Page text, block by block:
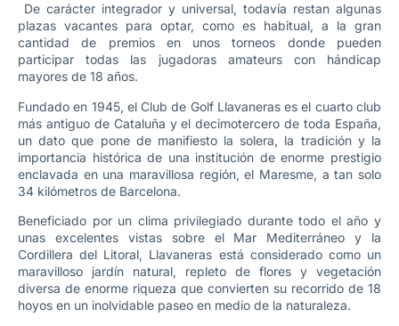
De carácter integrador y universal, todavía restan algunas
plazas vacantes para optar, como es habitual, a la gran
cantidad de premios en unos torneos donde pueden
participar todas las jugadoras amateurs con hándicap
mayores de 18 años.
Fundado en 1945, el Club de Golf Llavaneras es el cuarto club
más antiguo de Cataluña y el decimotercero de toda España,
un dato que pone de manifiesto la solera, la tradición y la
importancia histórica de una institución de enorme prestigio
enclavada en una maravillosa región, el Maresme, a tan solo
34 kilómetros de Barcelona.
Beneficiado por un clima privilegiado durante todo el año y
unas excelentes vistas sobre el Mar Mediterráneo y la
Cordillera del Litoral, Llavaneras está considerado como un
maravilloso jardín natural, repleto de flores y vegetación
diversa de enorme riqueza que convierten su recorrido de 18
hoyos en un inolvidable paseo en medio de la naturaleza.